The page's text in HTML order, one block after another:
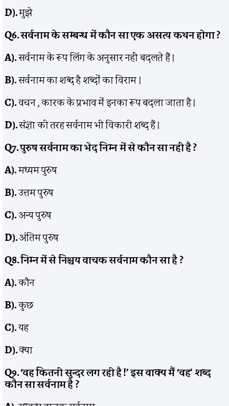
D).मुझे
Q6.सर्वनाम के सम्बन्ध में कौन सा एक असत्य कथन होगा?
A).सर्वनाम के रूप लिंग के अनुसार नहीं बदलते हैं ।
B).सर्वनाम का शब्द है शब्दों का विराम ।
C).वचन , कारक के प्रभाव में इनका रूप बदला जाता है ।
D).संज्ञा की तरह सर्वनाम भी विकारी शब्द हैं ।
Q7.पुरुष सर्वनाम का भेद निम्न में से कौन सा नहीं है?
A).मध्यम पुरुष
B).उत्तम पुरुष
C).अन्य पुरुष
D).अंतिम पुरुष
Q8.निम्न में से निश्चय वाचक सर्वनाम कौन सा है?
A).कौन
B).कुछ
C).यह
D).क्या
Q9. ‘वह कितनी सुन्दर लग रही है !’ इस वाक्य मैं ‘वह’ शब्द
कौन सा सर्वनाम है?